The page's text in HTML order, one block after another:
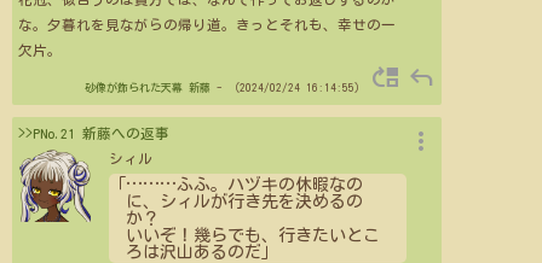
な。夕暮れを見ながらの帰り道。きっとそれも、幸せの一
欠片。
砂像が飾られた天幕 新藤 - （2024/02/24 16:14:55） move_up reply
>>PNo.21 新藤への返事
シィル
………ふふ。ハヅキの休暇なの
に、シィルが行き先を決めるの
か？
いいぞ！幾らでも、行きたいとこ
ろは沢山あるのだ」
more_vert